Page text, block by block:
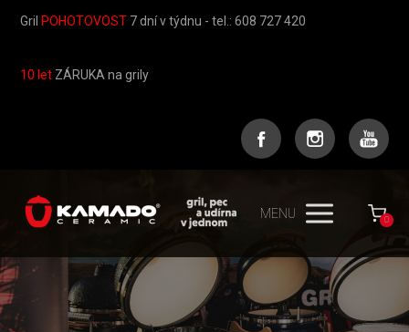
Gril POHOTOVOST 7 dní v týdnu - tel.: 608 727 420
10 let ZÁRUKA na grily
MENU 0